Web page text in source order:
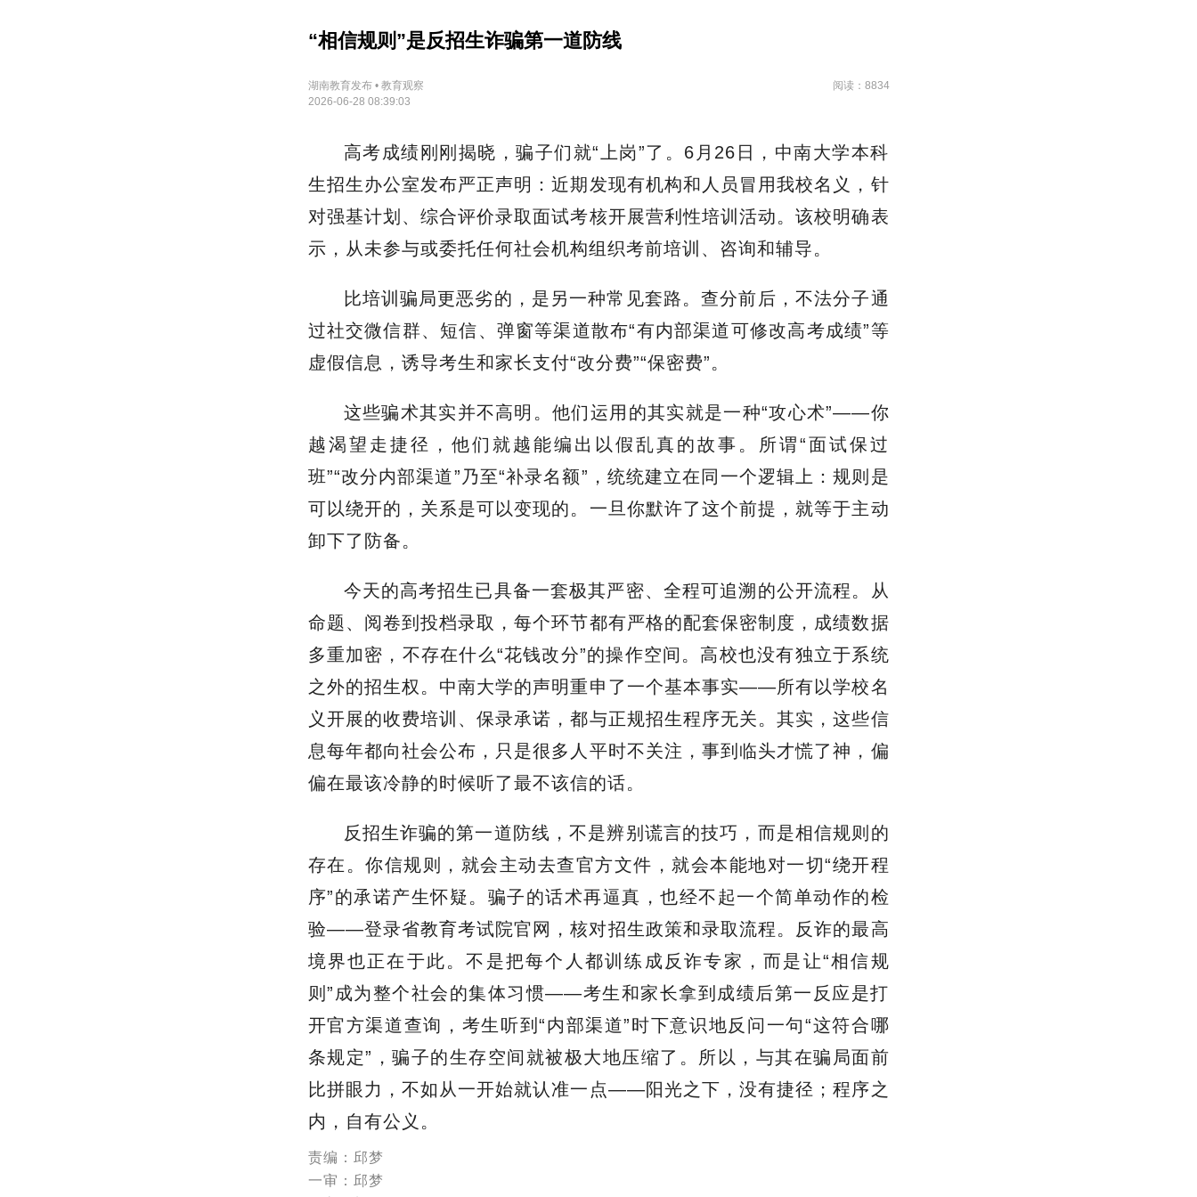
“相信规则”是反招生诈骗第一道防线
湖南教育发布 • 教育观察
阅读：8834
2026-06-28 08:39:03
高考成绩刚刚揭晓，骗子们就“上岗”了。6月26日，中南大学本科
生招生办公室发布严正声明：近期发现有机构和人员冒用我校名义，针
对强基计划、综合评价录取面试考核开展营利性培训活动。该校明确表
示，从未参与或委托任何社会机构组织考前培训、咨询和辅导。
比培训骗局更恶劣的，是另一种常见套路。查分前后，不法分子通
过社交微信群、短信、弹窗等渠道散布“有内部渠道可修改高考成绩”等
虚假信息，诱导考生和家长支付“改分费”“保密费”。
这些骗术其实并不高明。他们运用的其实就是一种“攻心术”——你
越渴望走捷径，他们就越能编出以假乱真的故事。所谓“面试保过
班”“改分内部渠道”乃至“补录名额”，统统建立在同一个逻辑上：规则是
可以绕开的，关系是可以变现的。一旦你默许了这个前提，就等于主动
卸下了防备。
今天的高考招生已具备一套极其严密、全程可追溯的公开流程。从
命题、阅卷到投档录取，每个环节都有严格的配套保密制度，成绩数据
多重加密，不存在什么“花钱改分”的操作空间。高校也没有独立于系统
之外的招生权。中南大学的声明重申了一个基本事实——所有以学校名
义开展的收费培训、保录承诺，都与正规招生程序无关。其实，这些信
息每年都向社会公布，只是很多人平时不关注，事到临头才慌了神，偏
偏在最该冷静的时候听了最不该信的话。
反招生诈骗的第一道防线，不是辨别谎言的技巧，而是相信规则的
存在。你信规则，就会主动去查官方文件，就会本能地对一切“绕开程
序”的承诺产生怀疑。骗子的话术再逼真，也经不起一个简单动作的检
验——登录省教育考试院官网，核对招生政策和录取流程。反诈的最高
境界也正在于此。不是把每个人都训练成反诈专家，而是让“相信规
则”成为整个社会的集体习惯——考生和家长拿到成绩后第一反应是打
开官方渠道查询，考生听到“内部渠道”时下意识地反问一句“这符合哪
条规定”，骗子的生存空间就被极大地压缩了。所以，与其在骗局面前
比拼眼力，不如从一开始就认准一点——阳光之下，没有捷径；程序之
内，自有公义。
责编：邱梦
一审：邱梦